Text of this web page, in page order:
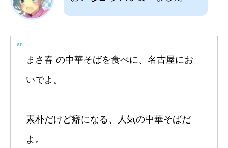
まさ春 の中華そばを食べに、名古屋にお
いでよ。
素朴だけど癖になる、人気の中華そばだ
よ。